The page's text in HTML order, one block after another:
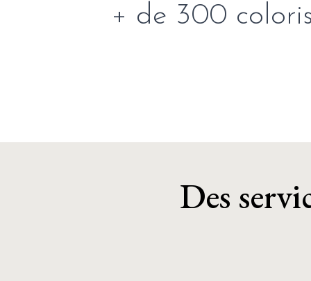
+ de 300
Des